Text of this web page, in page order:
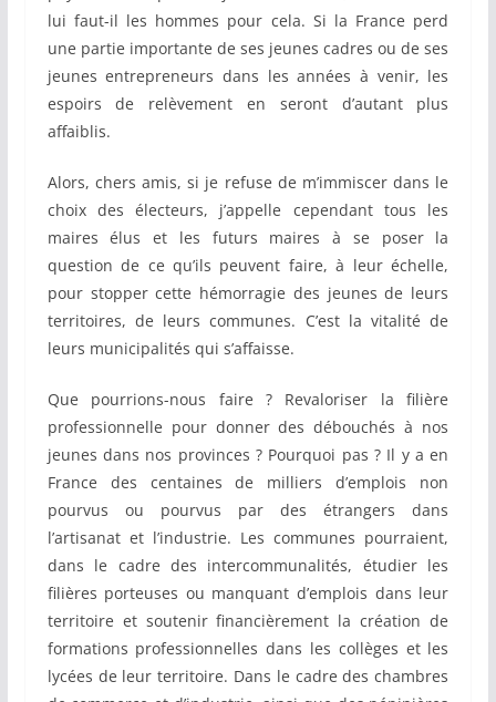
lui faut-il les hommes pour cela. Si la France perd
une partie importante de ses jeunes cadres ou de ses
jeunes entrepreneurs dans les années à venir, les
espoirs de relèvement en seront d’autant plus
affaiblis.
Alors, chers amis, si je refuse de m’immiscer dans le
choix des électeurs, j’appelle cependant tous les
maires élus et les futurs maires à se poser la
question de ce qu’ils peuvent faire, à leur échelle,
pour stopper cette hémorragie des jeunes de leurs
territoires, de leurs communes. C’est la vitalité de
leurs municipalités qui s’affaisse.
Que pourrions-nous faire ? Revaloriser la filière
professionnelle pour donner des débouchés à nos
jeunes dans nos provinces ? Pourquoi pas ? Il y a en
France des centaines de milliers d’emplois non
pourvus ou pourvus par des étrangers dans
l’artisanat et l’industrie. Les communes pourraient,
dans le cadre des intercommunalités, étudier les
filières porteuses ou manquant d’emplois dans leur
territoire et soutenir financièrement la création de
formations professionnelles dans les collèges et les
lycées de leur territoire. Dans le cadre des chambres